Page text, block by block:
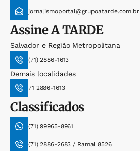
jornalismoportal@grupoatarde.com.br
AssineA TARDE
Salvador e Região Metropolitana
(71) 2886-1613
Demais localidades
71 2886-1613
Classificados
(71) 99965-8961
(71) 2886-2683 / Ramal 8526